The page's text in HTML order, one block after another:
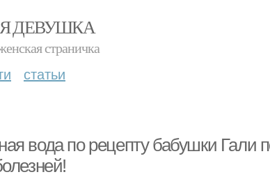
ДЕВУШКА
страничка
статьи
вода по рецепту бабушки Гали